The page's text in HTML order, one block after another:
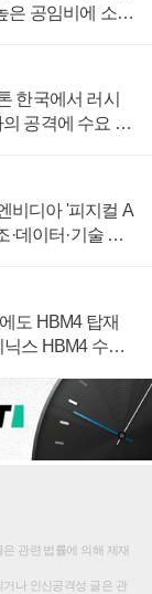
은 공임비에 소비
한국에서 러시
공격에 수요 늘
비디아 '피지컬 A
·데이터·기술 결
도 HBM4 탑재
스 HBM4 수율
관련 법률에 의해 제재
나 인신공격성 글은 관